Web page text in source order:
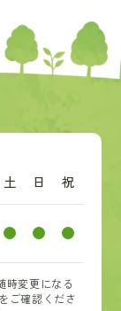
土 日 祝
時変更になる
をご確認くださ